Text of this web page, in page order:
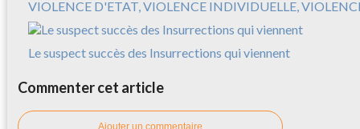
VIOLENCE D'ETAT, VIOLENCE INDIVIDUELLE,
Le suspect succès des Insurrections qui viennent
Commenter cet article
Ajouter un commentaire